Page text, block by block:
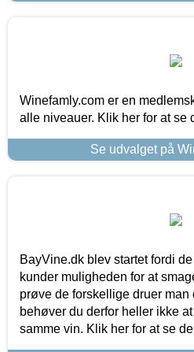
Winefamly.com er en
alle niveauer. Klik her for at se
Se udvalget på
BayVine.dk blev startet fordi
kunder muligheden for at
prøve de forskellige druer man
behøver du derfor heller ikke
samme vin. Klik her for at se